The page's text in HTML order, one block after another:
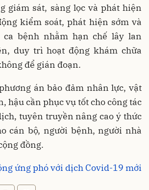
giám sát, sàng lọc và phát hiện
kiểm soát, phát hiện sớm và
bệnh nhằm hạn chế lây lan
duy trì hoạt động khám chữa
để gián đoạn.
án bảo đảm nhân lực, vật
hậu cần phục vụ tốt cho công tác
tuyên truyền nâng cao ý thức
cán bộ, người bệnh, người nhà
đồng.
ứng phó với dịch Covid-19 mới